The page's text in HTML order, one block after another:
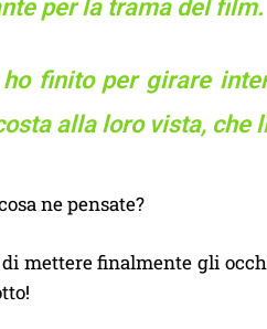
per la trama del film.
finito per girare
alla loro vista, che
ne pensate?
mettere finalmente gli